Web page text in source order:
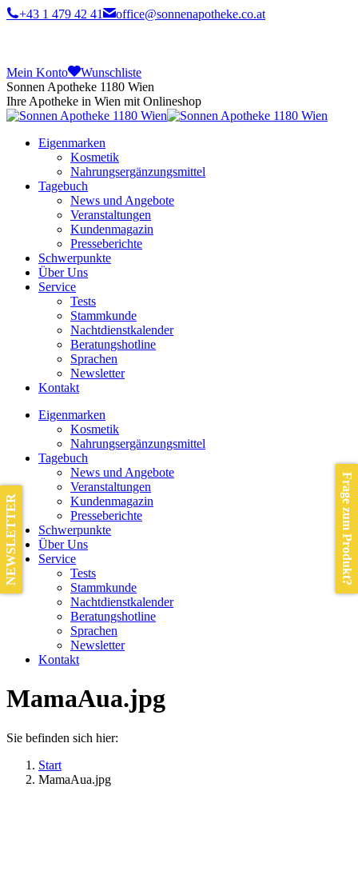
+43 1 479 42 41 office@sonnenapotheke.co.at
Mein Konto
Wunschliste
Sonnen Apotheke 1180 Wien
Ihre Apotheke in Wien mit Onlineshop
Eigenmarken
Kosmetik
Nahrungsergänzungsmittel
Tagebuch
News und Angebote
Veranstaltungen
Kundenmagazin
Presseberichte
Schwerpunkte
Über Uns
Service
Tests
Stammkunde
Nachtdienstkalender
Beratungshotline
Sprachen
Newsletter
Kontakt
Eigenmarken
Kosmetik
Nahrungsergänzungsmittel
Tagebuch
News und Angebote
Veranstaltungen
Kundenmagazin
Presseberichte
Schwerpunkte
Über Uns
Service
Tests
Stammkunde
Nachtdienstkalender
Beratungshotline
Sprachen
Newsletter
Kontakt
MamaAua.jpg
Sie befinden sich hier:
Start
MamaAua.jpg
Frage zum Produkt?
NEWSLETTER